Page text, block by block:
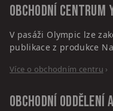
Obchodní centrum
V pasáži Olympic lze
publikace z produkce
Více o obchodním centru ›
Obchodní oddělení